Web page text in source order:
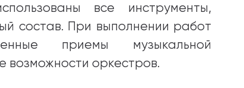
все инструменты,
состав. При выполнении работ
приемы музыкальной
возможности оркестров.